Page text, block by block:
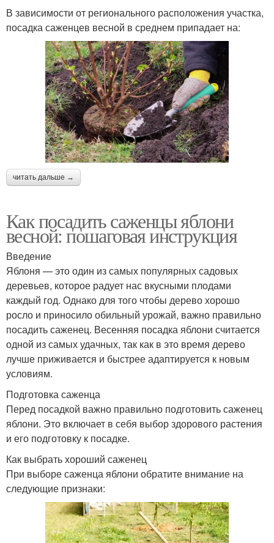
В зависимости от регионального расположения участка,
посадка саженцев весной в среднем припадает на:
читать дальше →
Как посадить саженцы яблони
весной: пошаговая инструкция
Введение
Яблоня — это один из самых популярных садовых
деревьев, которое радует нас вкусными плодами
каждый год. Однако для того чтобы дерево хорошо
росло и приносило обильный урожай, важно правильно
посадить саженец. Весенняя посадка яблони считается
одной из самых удачных, так как в это время дерево
лучше приживается и быстрее адаптируется к новым
условиям.
Подготовка саженца
Перед посадкой важно правильно подготовить саженец
яблони. Это включает в себя выбор здорового растения
и его подготовку к посадке.
Как выбрать хороший саженец
При выборе саженца яблони обратите внимание на
следующие признаки: